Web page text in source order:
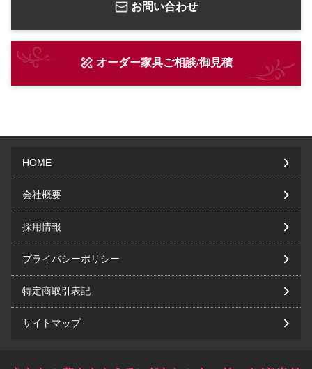
お問い合わせ
オーダー家具ご相談/御見積
HOME
会社概要
採用情報
プライバシーポリシー
特定商取引表記
サイトマップ